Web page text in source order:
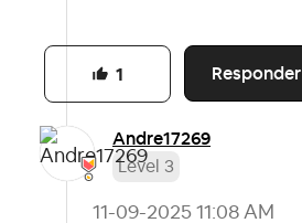
Responder
1
Andre17269
Level 3
‎11-09-2025 11:08 AM